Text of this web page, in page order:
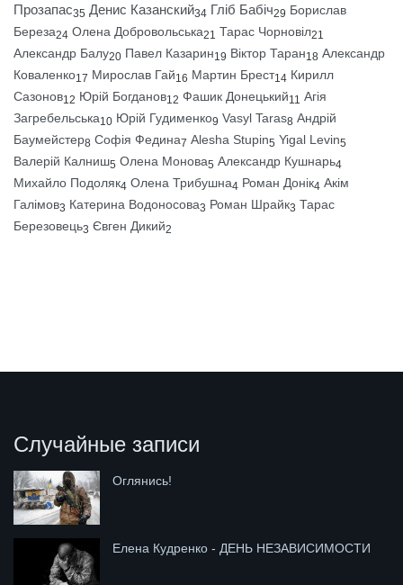
Прозапас35 Денис Казанский34 Гліб Бабіч29 Борислав
Береза24 Олена Добровольська21 Тарас Чорновіл21
Александр Балу20 Павел Казарин19 Віктор Таран18 Александр
Коваленко17 Мирослав Гай16 Мартин Брест14 Кирилл
Сазонов12 Юрій Богданов12 Фашик Донецький11 Агія
Загребельська10 Юрій Гудименко9 Vasyl Taras8 Андрій
Баумейстер8 Софія Федина7 Alesha Stupin5 Yigal Levin5
Валерій Калниш5 Олена Монова5 Александр Кушнарь4
Михайло Подоляк4 Олена Трибушна4 Роман Донік4 Акім
Галімов3 Катерина Водоносова3 Роман Шрайк3 Тарас
Березовець3 Євген Дикий2
Случайные записи
Оглянись!
Елена Кудренко - ДЕНЬ НЕЗАВИСИМОСТИ